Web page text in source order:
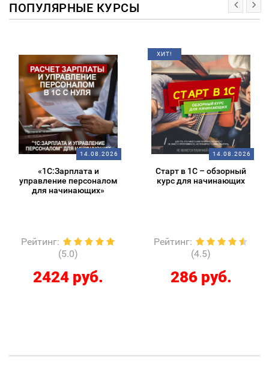
ПОПУЛЯРНЫЕ КУРСЫ
14.08.2026
«1С:Зарплата и
управление персоналом
для начинающих»
Рейтинг:
(5.0)
2424 руб.
ХИТ!
14.08.2026
Старт в 1С – обзорный
курс для начинающих
Рейтинг:
(4.5)
286 руб.